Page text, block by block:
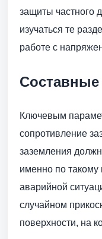
защиты частного
изучаться те
работе с
Составные
Ключевым
сопротивление
заземления
именно по такому
аварийной
случайном
поверхности, на